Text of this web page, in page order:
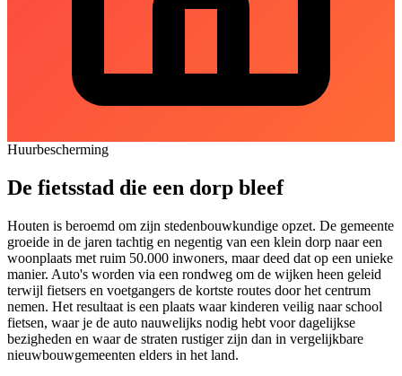
Huurbescherming
De fietsstad die een dorp bleef
Houten is beroemd om zijn stedenbouwkundige opzet. De gemeente
groeide in de jaren tachtig en negentig van een klein dorp naar een
woonplaats met ruim 50.000 inwoners, maar deed dat op een unieke
manier. Auto's worden via een rondweg om de wijken heen geleid
terwijl fietsers en voetgangers de kortste routes door het centrum
nemen. Het resultaat is een plaats waar kinderen veilig naar school
fietsen, waar je de auto nauwelijks nodig hebt voor dagelijkse
bezigheden en waar de straten rustiger zijn dan in vergelijkbare
nieuwbouwgemeenten elders in het land.